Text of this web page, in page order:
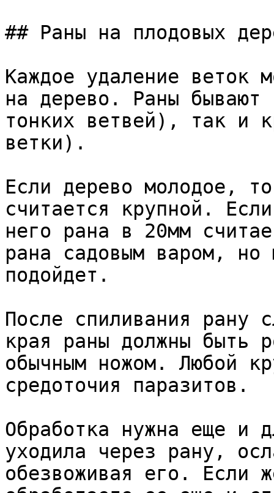
## Раны на плодовых
Каждое удаление веток
на дерево. Раны бывают
тонких ветвей), так и
ветки).
Если дерево молодое,
считается крупной.
него рана в 20мм
рана садовым варом, но
подойдет.
После спиливания рану
края раны должны быть
обычным ножом. Любой
средоточия паразитов.
Обработка нужна еще и
уходила через рану,
обезвоживая его. Если